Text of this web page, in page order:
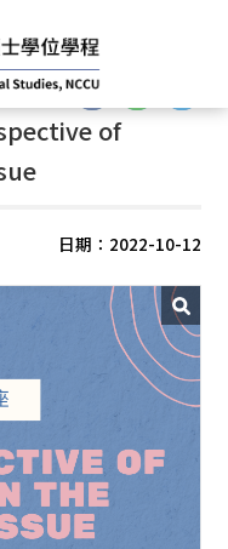
of
日期：2022-10-12